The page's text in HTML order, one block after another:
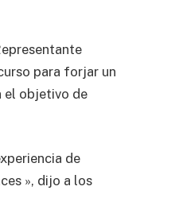
para forjar un
el objetivo de
de
», dijo a los